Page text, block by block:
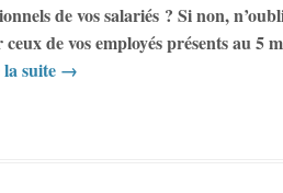
de vos salariés ? Si non,
de vos employés présents au 5
suite →